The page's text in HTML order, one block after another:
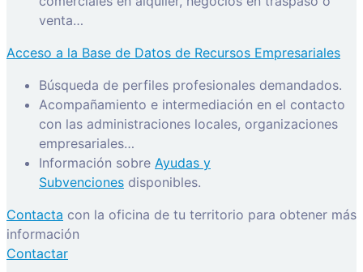
venta…
Acceso a la Base de Datos de Recursos Empresariales
Búsqueda de perfiles profesionales demandados.
Acompañamiento e intermediación en el contacto
con las administraciones locales, organizaciones
empresariales…
Información sobre Ayudas y
Subvenciones disponibles.
Contacta con la oficina de tu territorio para obtener más
información
Contactar